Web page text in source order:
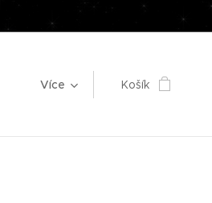
Více Košík